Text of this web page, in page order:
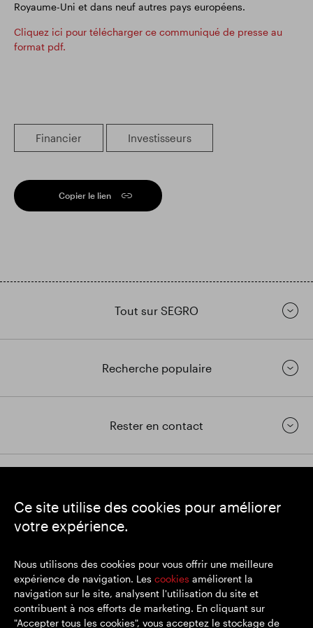
Ce site utilise des cookies pour améliorer
votre expérience.
Nous utilisons des cookies pour vous offrir une meilleure
expérience de navigation. Les cookies améliorent la
navigation sur le site, analysent l'utilisation du site et
contribuent à nos efforts de marketing. En cliquant sur
"Accepter tous les cookies", vous acceptez le stockage de
Royaume-Uni et dans neuf autres pays européens.
Cliquez ici pour télécharger ce communiqué de presse au
format pdf.
Financier Investisseurs
Copier le lien
Tout sur SEGRO
Recherche populaire
Rester en contact
SEGRO
Siège social : 1 New Burlington Place, Londres W1S 2HR
Lieu d'immatriculation : Angleterre et Pays de Galles
© SEGRO 2022